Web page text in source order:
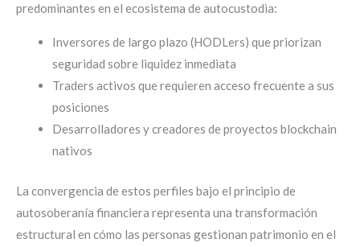
predominantes en el ecosistema de autocustodia:
Inversores de largo plazo (HODLers) que priorizan
seguridad sobre liquidez inmediata
Traders activos que requieren acceso frecuente a sus
posiciones
Desarrolladores y creadores de proyectos blockchain
nativos
La convergencia de estos perfiles bajo el principio de
autosoberanía financiera representa una transformación
estructural en cómo las personas gestionan patrimonio en el